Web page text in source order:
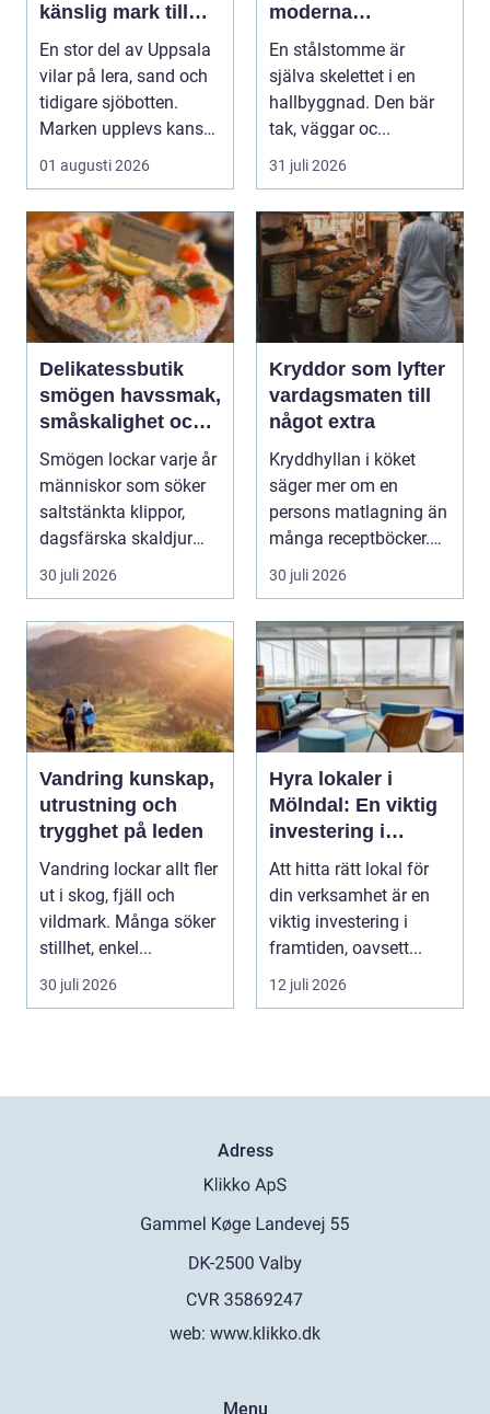
känslig mark till
stabila
konstruktioner
En stor del av Uppsala
vilar på lera, sand och
tidigare sjöbotten.
Marken upplevs kanske
som stabil ...
01 augusti 2026
moderna
hallbyggnader
En stålstomme är
själva skelettet i en
hallbyggnad. Den bär
tak, väggar oc...
31 juli 2026
Delikatessbutik
smögen havssmak,
småskalighet och
personligt urval
Smögen lockar varje år
människor som söker
saltstänkta klippor,
dagsfärska skaldjur
och genuina smak...
30 juli 2026
Kryddor som lyfter
vardagsmaten till
något extra
Kryddhyllan i köket
säger mer om en
persons matlagning än
många receptböcker.
Med några nypor rätt
30 juli 2026
Vandring kunskap,
utrustning och
trygghet på leden
Vandring lockar allt fler
ut i skog, fjäll och
vildmark. Många söker
stillhet, enkel...
30 juli 2026
Hyra lokaler i
Mölndal: En viktig
investering i
framtiden
Att hitta rätt lokal för
din verksamhet är en
viktig investering i
framtiden, oavsett...
12 juli 2026
Adress
web: www.klikko.dk
Menu